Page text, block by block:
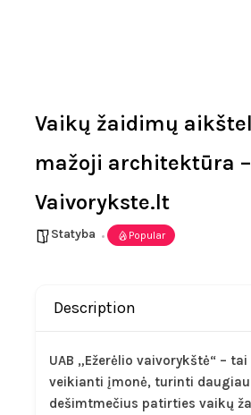
Vaikų žaidimų
mažoji architektūra –
Vaivorykste.lt
Statyba Popular
Description
UAB „Ežerėlio vaivorykštė“ – tai
veikianti įmonė, turinti daugiau
dešimtmečius patirties vaikų